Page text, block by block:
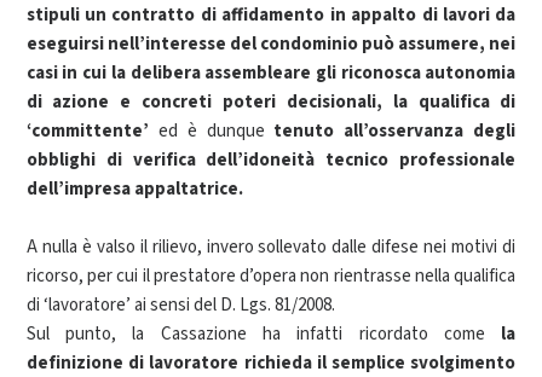
stipuli un contratto di affidamento in appalto di lavori da
eseguirsi nell’interesse del condominio può assumere, nei
casi in cui la delibera assembleare gli riconosca autonomia
di azione e concreti poteri decisionali, la qualifica di
‘committente’ ed è dunque tenuto all’osservanza degli
obblighi di verifica dell’idoneità tecnico professionale
dell’impresa appaltatrice.
A nulla è valso il rilievo, invero sollevato dalle difese nei motivi di
ricorso, per cui il prestatore d’opera non rientrasse nella qualifica
di ‘lavoratore’ ai sensi del D. Lgs. 81/2008.
Sul punto, la Cassazione ha infatti ricordato come la
definizione di lavoratore richieda il semplice svolgimento